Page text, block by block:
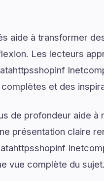
aide à transformer
Les lecteurs
et des
de profondeur aide
présentation claire
vue complète du sujet.